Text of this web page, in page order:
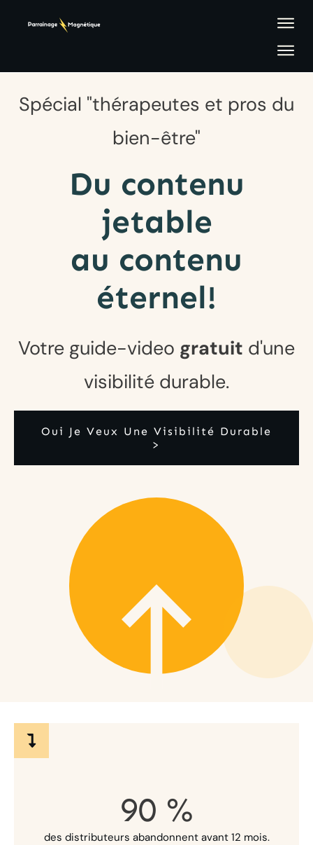
Spécial "thérapeutes et pros du
bien-être"
Du contenu
jetable
au contenu
éternel!
Votre guide-video gratuit d'une
visibilité durable.
Oui Je Veux Une Visibilité Durable
>
90 %
des distributeurs abandonnent avant 12 mois.